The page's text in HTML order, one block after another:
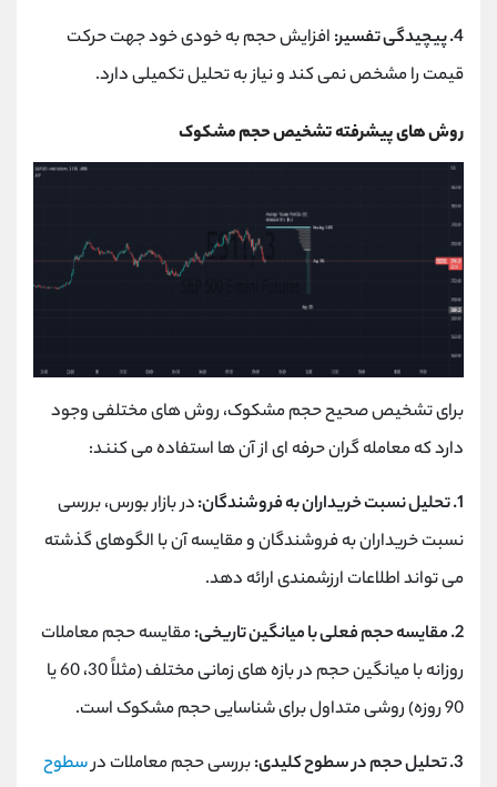
4. پیچیدگی تفسیر:
افزایش حجم به خودی خود جهت حرکت
قیمت را مشخص نمی کند و نیاز به تحلیل تکمیلی دارد.
روش های پیشرفته تشخیص حجم مشکوک
برای تشخیص صحیح حجم مشکوک، روش های مختلفی وجود
دارد که معامله گران حرفه ای از آن ها استفاده می کنند:
1. تحلیل نسبت خریداران به فروشندگان:
در بازار بورس، بررسی
نسبت خریداران به فروشندگان و مقایسه آن با الگوهای گذشته
می تواند اطلاعات ارزشمندی ارائه دهد.
2. مقایسه حجم فعلی با میانگین تاریخی:
مقایسه حجم معاملات
روزانه با میانگین حجم در بازه های زمانی مختلف (مثلاً 30، 60 یا
90 روزه) روشی متداول برای شناسایی حجم مشکوک است.
3. تحلیل حجم در سطوح کلیدی:
بررسی حجم معاملات درسطوح